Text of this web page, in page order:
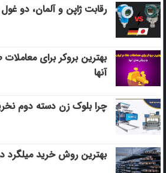
رقابت ژاپن و آلمان، دو
بهترین بروکر برای معاملات
آنها
چرا بلوک زن دسته دوم
بهترین روش خرید میلگرد در